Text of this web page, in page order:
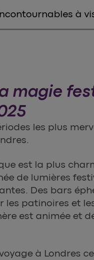
à
magie
les plus
est la plus
de lumières
Des bars
les patinoires et
est animée et
à Londres